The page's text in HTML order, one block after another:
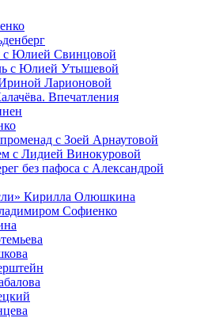
с Юлией Свинцовой
с Юлией Утышевой
Ларионовой
Впечатления
с Зоей Арнаутовой
с Лидией Винокуровой
без пафоса с Александрой
Кирилла Олюшкина
Софиенко